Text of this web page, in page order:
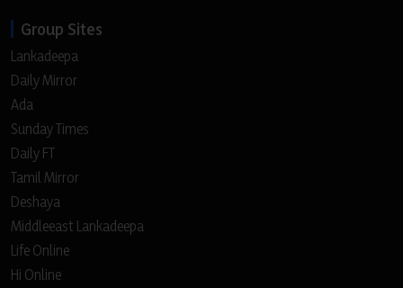
Group Sites
Lankadeepa
Daily Mirror
Ada
Sunday Times
Daily FT
Tamil Mirror
Deshaya
Middleeast Lankadeepa
Life Online
Hi Online